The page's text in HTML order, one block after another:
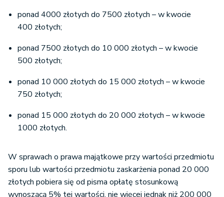
ponad 4000 złotych do 7500 złotych – w kwocie
400 złotych;
ponad 7500 złotych do 10 000 złotych – w kwocie
500 złotych;
ponad 10 000 złotych do 15 000 złotych – w kwocie
750 złotych;
ponad 15 000 złotych do 20 000 złotych – w kwocie
1000 złotych.
W sprawach o prawa majątkowe przy wartości przedmiotu
sporu lub wartości przedmiotu zaskarżenia ponad 20 000
złotych pobiera się od pisma opłatę stosunkową
wynoszącą 5% tej wartości, nie więcej jednak niż 200 000